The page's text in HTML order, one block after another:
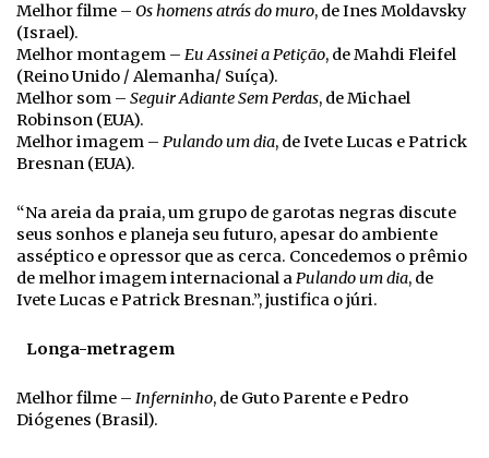
Melhor filme – Os homens atrás do muro, de Ines Moldavsky
(Israel).
Melhor montagem – Eu Assinei a Petição, de Mahdi Fleifel
(Reino Unido / Alemanha/ Suíça).
Melhor som – Seguir Adiante Sem Perdas, de Michael
Robinson (EUA).
Melhor imagem – Pulando um dia, de Ivete Lucas e Patrick
Bresnan (EUA).
“Na areia da praia, um grupo de garotas negras discute
seus sonhos e planeja seu futuro, apesar do ambiente
asséptico e opressor que as cerca. Concedemos o prêmio
de melhor imagem internacional aPulando um dia, de
Ivete Lucas e Patrick Bresnan.”, justifica o júri.
Longa-metragem
Melhor filme – Inferninho, de Guto Parente e Pedro
Diógenes (Brasil).